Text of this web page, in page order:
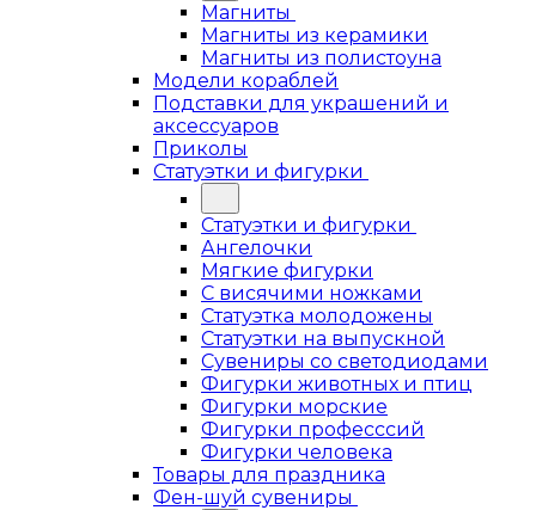
Магниты
Магниты из керамики
Магниты из полистоуна
Модели кораблей
Подставки для украшений и
аксессуаров
Приколы
Статуэтки и фигурки
Статуэтки и фигурки
Ангелочки
Мягкие фигурки
С висячими ножками
Статуэтка молодожены
Статуэтки на выпускной
Сувениры со светодиодами
Фигурки животных и птиц
Фигурки морские
Фигурки професссий
Фигурки человека
Товары для праздника
Фен-шуй сувениры